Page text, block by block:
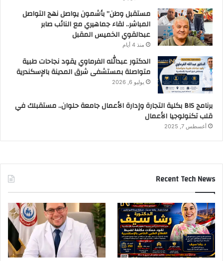
مستقبل وطن” بأشمون يواصل نهج التواصل
المباشر.. لقاء جماهيري مع النائب صابر
عبدالقوي الخميس المقبل
منذ 4 أيام
الدكتور عبدالله الفرماوي يقود نجاحات طبية
متواصلة بمستشفى شرق المدينة بالإسكندرية
يوليو 6, 2026
برنامج BIS بكلية التجارة وإدارة الأعمال جامعة حلوان.. مستقبلك في
قلب تكنولوجيا الأعمال
أغسطس 7, 2025
Recent Tech News